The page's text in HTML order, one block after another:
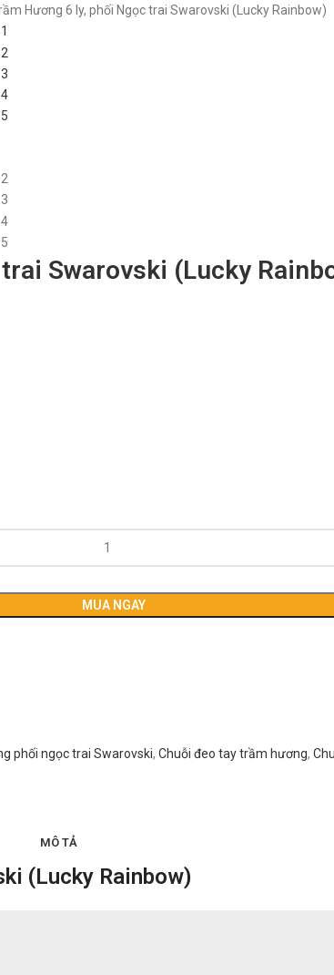
Hương 6 ly, phối Ngọc trai Swarovski (Lucky Rainbow)
Swarovski (Lucky
MUA NGAY
phối ngọc trai Swarovski, Chuỗi đeo tay trầm hương,
MÔ TẢ
(Lucky Rainbow)